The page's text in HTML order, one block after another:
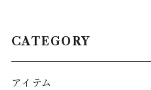
CATEGORY
アイテム